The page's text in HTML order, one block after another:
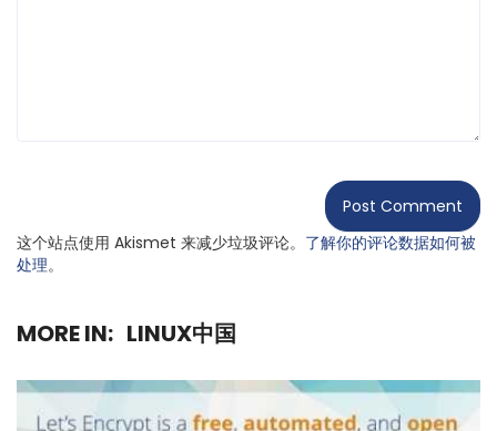
这个站点使用 Akismet 来减少垃圾评论。 了解你的评论数据如何被
处理。
MORE IN: LINUX中国